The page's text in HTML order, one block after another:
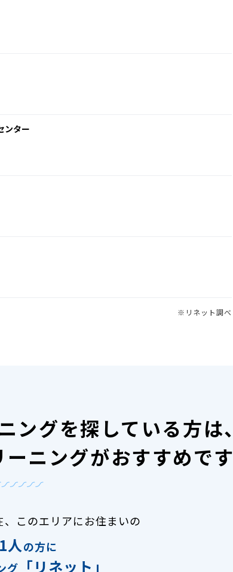
ンター
※リネット調べ
ングを探している方は、
ニングがおすすめです
このエリアにお住まいの
人の方に
グ
「リネット」